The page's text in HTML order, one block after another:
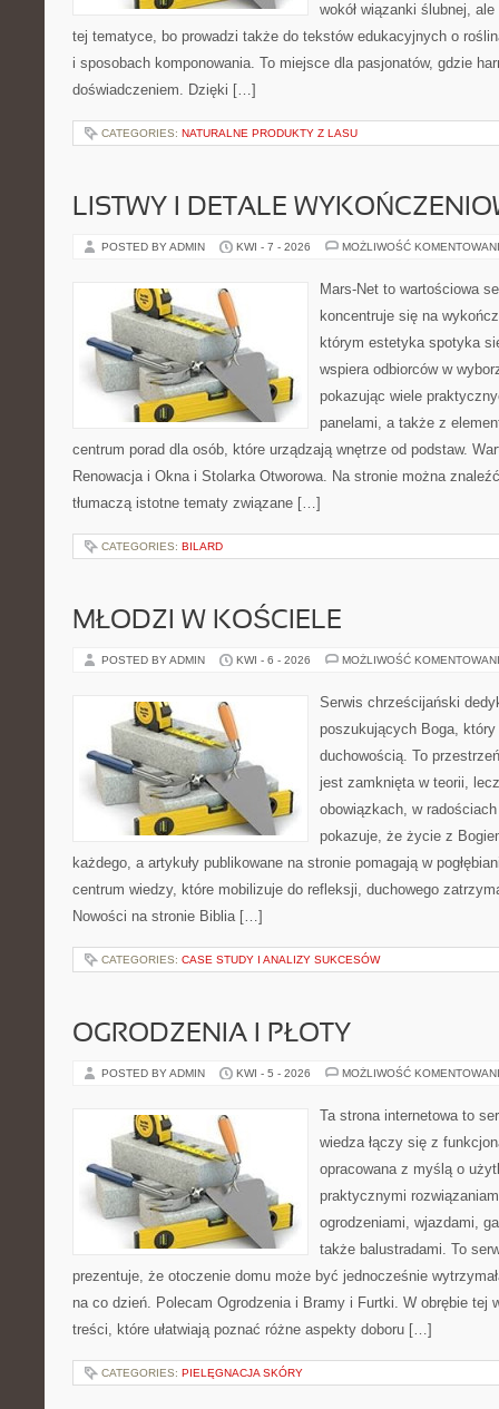
wokół wiązanki ślubnej,
tej tematyce, bo prowadzi także do tekstów edukacyjnych o
i sposobach komponowania. To miejsce dla pasjonatów, gdzie
doświadczeniem. Dzięki […]
CATEGORIES: NATURALNE PRODUKTY Z LASU
LISTWY I DETALE
POSTED BY ADMIN KWI - 7 - 2026 MOŻLIWOŚĆ
Mars-Net to wartościowa
koncentruje się na
którym estetyka spotyka
wspiera odbiorców w
pokazując wiele
panelami, a także z
centrum porad dla osób, które urządzają wnętrze od podstaw.
Renowacja i Okna i Stolarka Otworowa. Na stronie można
tłumaczą istotne tematy związane […]
CATEGORIES: BILARD
MŁODZI W KOŚCIELE
POSTED BY ADMIN KWI - 6 - 2026 MOŻLIWOŚĆ
Serwis chrześcijański
poszukujących Boga,
duchowością. To
jest zamknięta w teorii,
obowiązkach, w
pokazuje, że życie z
każdego, a artykuły publikowane na stronie pomagają w
centrum wiedzy, które mobilizuje do refleksji, duchowego
Nowości na stronie Biblia […]
CATEGORIES: CASE STUDY I ANALIZY SUKCESÓW
OGRODZENIA I PŁOTY
POSTED BY ADMIN KWI - 5 - 2026 MOŻLIWOŚĆ
Ta strona internetowa to
wiedza łączy się z
opracowana z myślą o
praktycznymi
ogrodzeniami, wjazdami,
także balustradami. To
prezentuje, że otoczenie domu może być jednocześnie
na co dzień. Polecam Ogrodzenia i Bramy i Furtki. W obrębie tej
treści, które ułatwiają poznać różne aspekty doboru […]
CATEGORIES: PIELĘGNACJA SKÓRY